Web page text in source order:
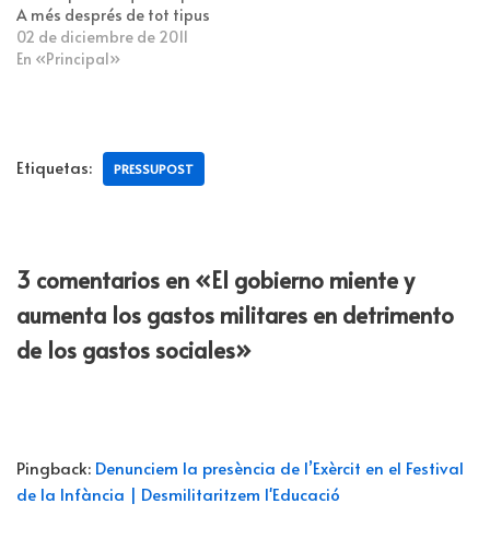
A més després de tot tipus
d'informes que diuen que
es compra armament que
02 de diciembre de 2011
En «Principal»
Etiquetas: PRESSUPOST
3 comentarios en «El gobierno miente y
aumenta los gastos militares en detrimento
de los gastos sociales»
Pingback: Denunciem la presència de l’Exèrcit en el Festival
de la Infància | Desmilitaritzem l'Educació